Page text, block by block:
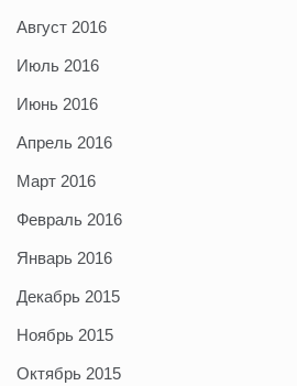
Август 2016
Июль 2016
Июнь 2016
Апрель 2016
Март 2016
Февраль 2016
Январь 2016
Декабрь 2015
Ноябрь 2015
Октябрь 2015